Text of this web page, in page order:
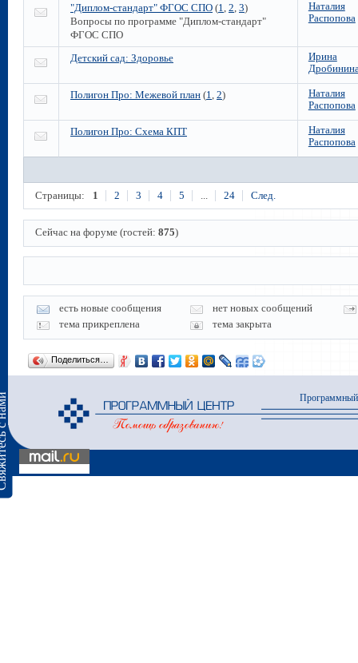
нами
"Диплом-стандарт" ФГОС СПО (1, 2, 3)
Вопросы по программе "Диплом-стандарт"
ФГОС СПО
Наталия
Распопова
Детский сад: Здоровье
Ирина
Полигон Про: Межевой план (1, 2)
Наталия
Распопова
Полигон Про: Схема КПТ
Наталия
Распопова
Страницы: 1 2 3 4 5 24 След.
Сейчас на форуме (гостей:875)
есть новые сообщения
нет новых сообщений
тема прикреплена
тема закрыта
Поделиться…